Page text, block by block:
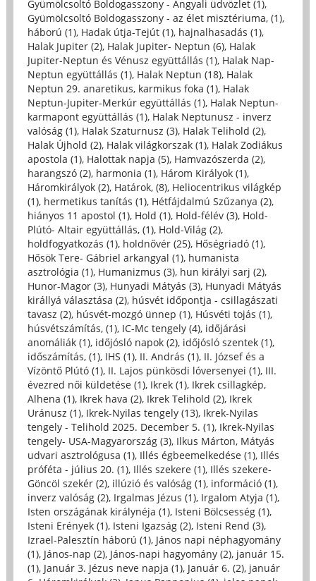
Gyümölcsoltó Boldogasszony - Angyali üdvözlet (1),
Gyümölcsoltó Boldogasszony - az élet misztériuma, (1),
háború (1), Hadak útja-Tejút (1), hajnalhasadás (1),
Halak Jupiter (2), Halak Jupiter- Neptun (6), Halak
Jupiter-Neptun és Vénusz együttállás (1), Halak Nap-
Neptun együttállás (1), Halak Neptun (18), Halak
Neptun 29. anaretikus, karmikus foka (1), Halak
Neptun-Jupiter-Merkúr együttállás (1), Halak Neptun-
karmapont együttállás (1), Halak Neptunusz - inverz
valóság (1), Halak Szaturnusz (3), Halak Telihold (2),
Halak Újhold (2), Halak világkorszak (1), Halak Zodiákus
apostola (1), Halottak napja (5), Hamvazószerda (2),
harangszó (2), harmonia (1), Három Királyok (1),
Háromkirályok (2), Határok, (8), Heliocentrikus világkép
(1), hermetikus tanítás (1), Hétfájdalmú Szűzanya (2),
hiányos 11 apostol (1), Hold (1), Hold-félév (3), Hold-
Plútó- Altair együttállás, (1), Hold-Világ (2),
holdfogyatkozás (1), holdnővér (25), Hőségriadó (1),
Hősök Tere- Gábriel arkangyal (1), humanista
asztrológia (1), Humanizmus (3), hun királyi sarj (2),
Hunor-Magor (3), Hunyadi Mátyás (3), Hunyadi Mátyás
királlyá választása (2), húsvét időpontja - csillagászati
tavasz (2), húsvét-mozgó ünnep (1), Húsvéti tojás (1),
húsvétszámítás, (1), IC-Mc tengely (4), időjárási
anomáliák (1), időjósló napok (2), időjósló szentek (1),
időszámítás, (1), IHS (1), II. András (1), II. József és a
Vízöntő Plútó (1), II. Lajos pünkösdi lóversenyei (1), III.
évezred női küldetése (1), Ikrek (1), Ikrek csillagkép,
Alhena (1), Ikrek hava (2), Ikrek Telihold (2), Ikrek
Uránusz (1), Ikrek-Nyilas tengely (13), Ikrek-Nyilas
tengely - Telihold 2025. December 5. (1), Ikrek-Nyilas
tengely- USA-Magyarország (3), Ilkus Márton, Mátyás
udvari asztrológusa (1), Illés égbeemelkedése (1), Illés
próféta - július 20. (1), Illés szekere (1), Illés szekere-
Göncöl szekér (2), illúzió és valóság (1), információ (1),
inverz valóság (2), Irgalmas Jézus (1), Irgalom Atyja (1),
Isten országának királynéja (1), Isteni Bölcsesség (1),
Isteni Erények (1), Isteni Igazság (2), Isteni Rend (3),
Izrael-Palesztín háború (1), János napi néphagyomány
(1), János-nap (2), János-napi hagyomány (2), január 15.
(1), Január 3. Jézus neve napja (1), Január 6. (2), január